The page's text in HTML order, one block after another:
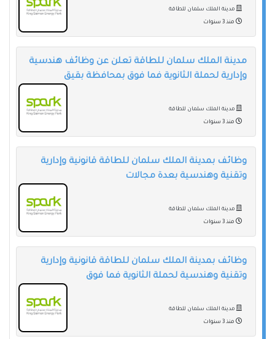
مدينة الملك سلمان للطاقة
منذ 3 سنوات
مدينة الملك سلمان للطاقة تعلن عن وظائف هندسية
وإدارية لحملة الثانوية فما فوق بمحافظة بقيق
مدينة الملك سلمان للطاقة
منذ 3 سنوات
وظائف بمدينة الملك سلمان للطاقة قانونية وإدارية
وتقنية وهندسية بعدة مجالات
مدينة الملك سلمان للطاقة
منذ 3 سنوات
وظائف بمدينة الملك سلمان للطاقة قانونية وإدارية
وتقنية وهندسية لحملة الثانوية فما فوق
مدينة الملك سلمان للطاقة
منذ 3 سنوات